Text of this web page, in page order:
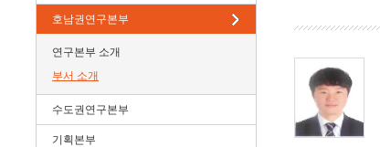
호남권연구본부
연구본부 소개
부서 소개
수도권연구본부
기획본부